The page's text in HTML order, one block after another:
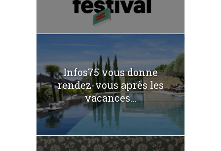
Infos75 vous donne
rendez-vous après les
vacances...